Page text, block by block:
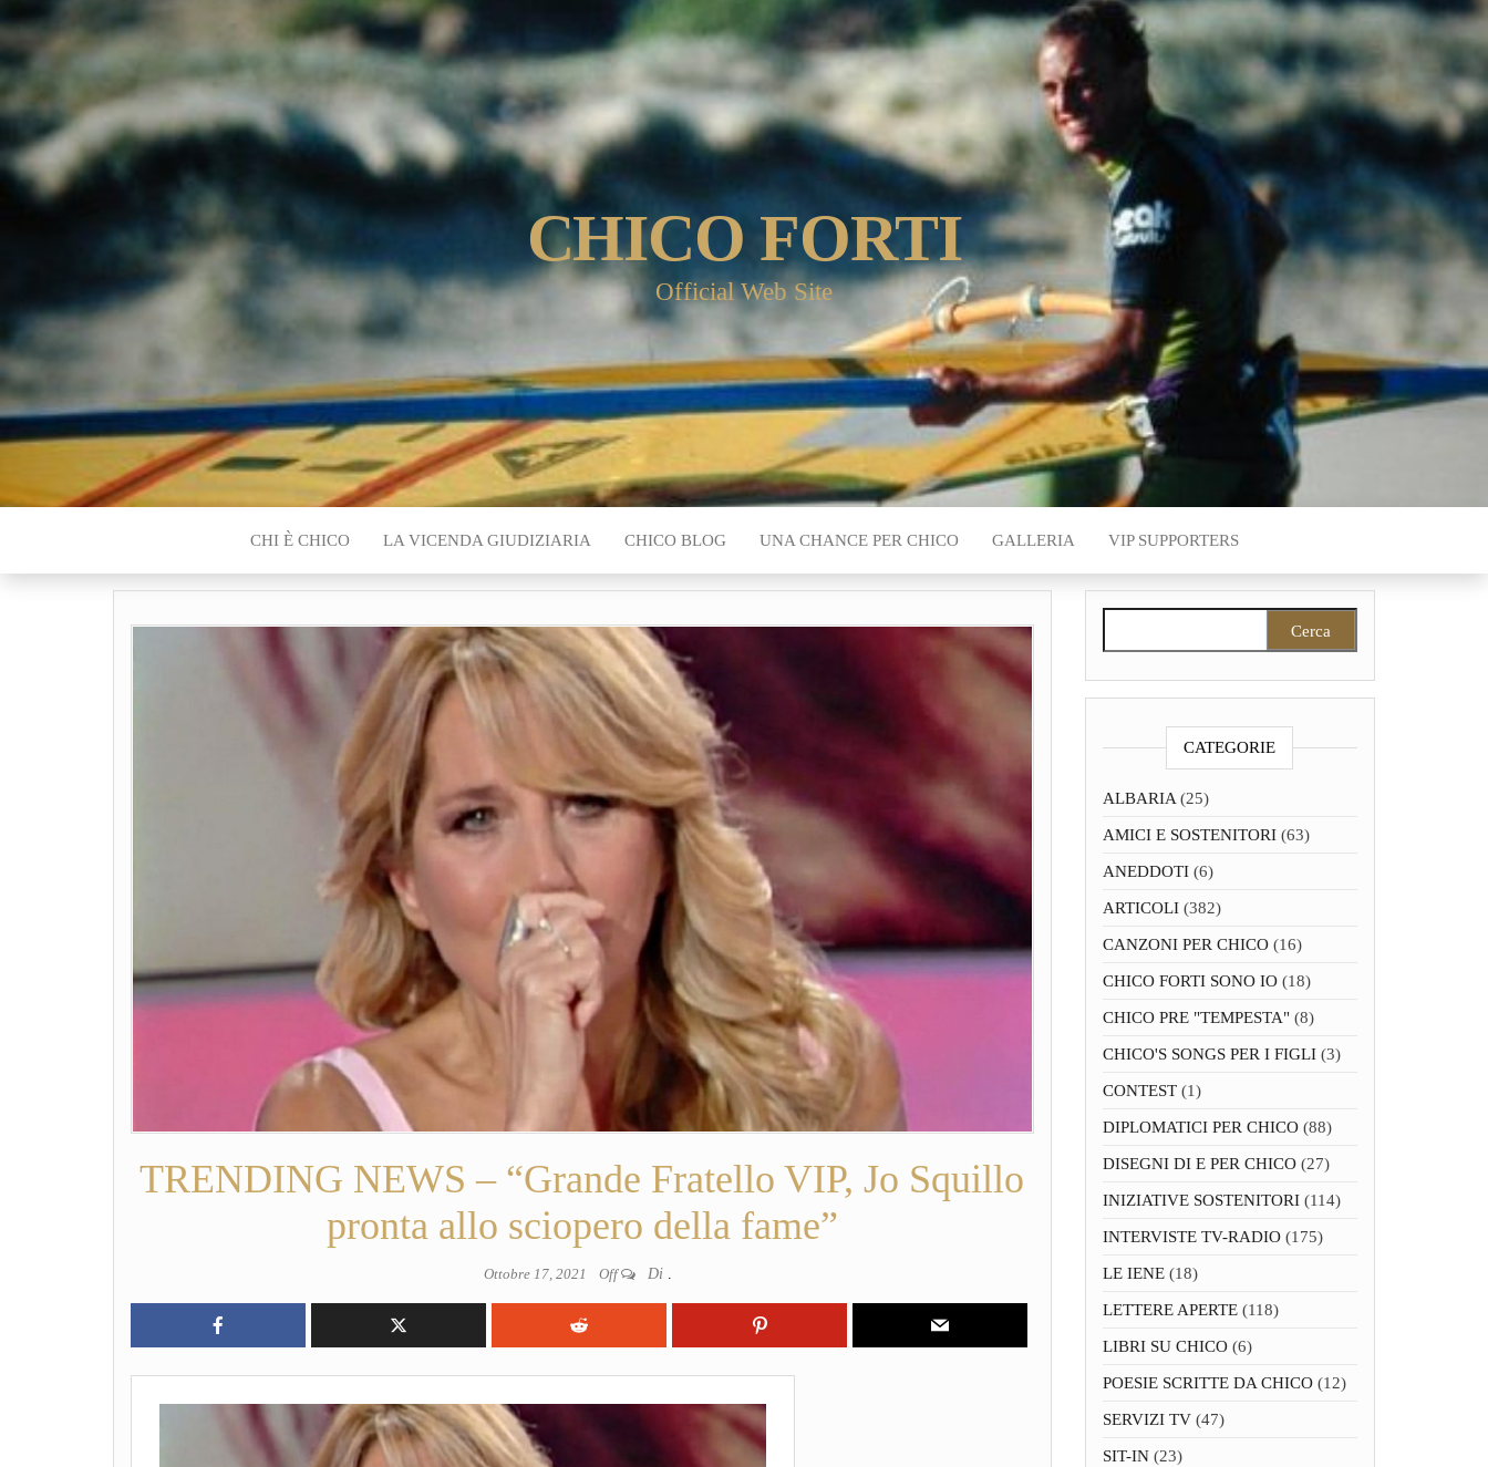
CHICO FORTI
Official Web Site
CHI È CHICO LA VICENDA GIUDIZIARIA CHICO BLOG UNA CHANCE PER CHICO GALLERIA VIP SUPPORTERS
TRENDING NEWS – “Grande Fratello VIP, Jo Squillo
pronta allo sciopero della fame”
Ottobre 17, 2021 Off Di .
CATEGORIE
ALBARIA(25)
AMICI E SOSTENITORI(63)
ANEDDOTI(6)
ARTICOLI(382)
CANZONI PER CHICO(16)
CHICO FORTI SONO IO(18)
CHICO PRE "TEMPESTA"(8)
CHICO'S SONGS PER I FIGLI(3)
CONTEST(1)
DIPLOMATICI PER CHICO(88)
DISEGNI DI E PER CHICO(27)
INIZIATIVE SOSTENITORI(114)
INTERVISTE TV-RADIO(175)
LE IENE(18)
LETTERE APERTE(118)
LIBRI SU CHICO(6)
POESIE SCRITTE DA CHICO(12)
SERVIZI TV(47)
SIT-IN(23)